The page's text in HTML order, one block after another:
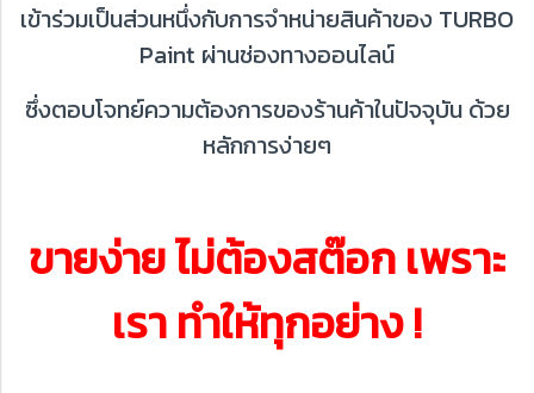
เข้าร่วมเป็นส่วนหนึ่งกับการจำหน่ายสินค้าของ TURBO
Paint ผ่านช่องทางออนไลน์
ซึ่งตอบโจทย์ความต้องการของร้านค้าในปัจจุบัน ด้วย
หลักการง่ายๆ
ขายง่าย ไม่ต้องสต๊อก เพราะ
เรา ทำให้ทุกอย่าง !